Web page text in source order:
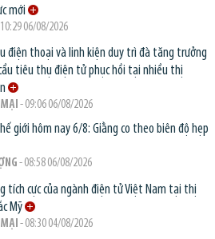
mới
06/08/2026
điện thoại và linh kiện duy trì đà tăng trưởng
tiêu thụ điện tử phục hồi tại nhiều thị
MẠI - 09:06 06/08/2026
giới hôm nay 6/8: Giằng co theo biên độ hẹp
- 08:58 06/08/2026
tích cực của ngành điện tử Việt Nam tại thị
Mỹ
- 08:30 04/08/2026